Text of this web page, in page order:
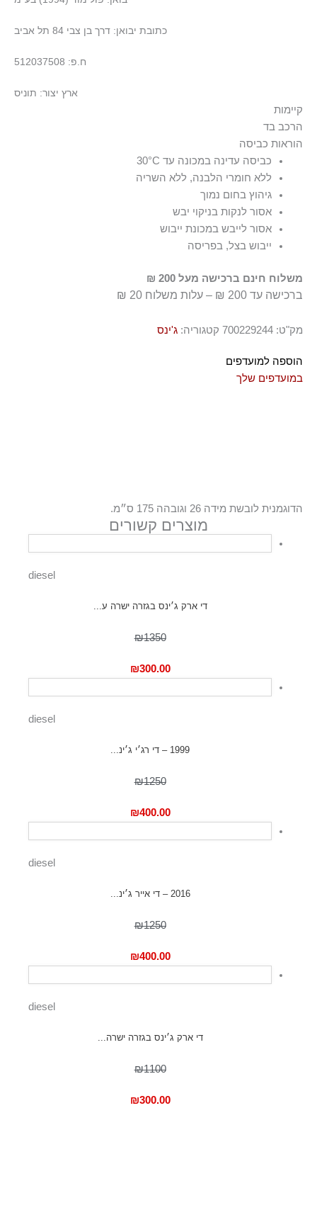
כתובת יבואן: דרך בן צבי 84 תל אביב
ח.פ: 512037508
ארץ יצור: תוניס
קיימות
בתוליים.
הרכב בד
100% כותנה
הוראות כביסה
כביסה עדינה במכונה עד ‎30°C
ללא חומרי הלבנה, ללא השריה
גיהוץ בחום נמוך
אסור לנקות בניקוי יבש
אסור לייבש במכונת ייבוש
ייבוש בצל, בפריסה
משלוח חינם ברכישה מעל 200 ₪
ברכישה עד 200 ₪ – עלות משלוח 20 ₪
מק"ט: 700229244 קטגוריה: ג'ינס
הוספה למועדפים
במועדפים שלך
הדוגמנית לובשת מידה 26 וגובהה 175 ס״מ.
מוצרים קשורים
diesel
די ארק ג׳ינס בגזרה ישרה ע...
₪1350
₪300.00
diesel
1999 – די רג׳י ג׳ינ...
₪1250
₪400.00
diesel
2016 – די אייר ג׳ינ...
₪1250
₪400.00
diesel
די ארק ג׳ינס בגזרה ישרה...
₪1100
₪300.00